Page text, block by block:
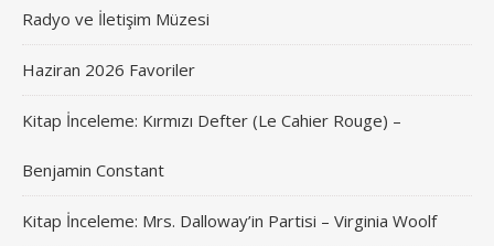
Radyo ve İletişim Müzesi
Haziran 2026 Favoriler
Kitap İnceleme: Kırmızı Defter (Le Cahier Rouge) –
Benjamin Constant
Kitap İnceleme: Mrs. Dalloway’in Partisi – Virginia Woolf